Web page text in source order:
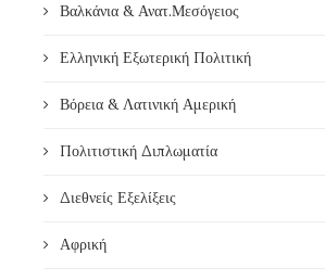
Βαλκάνια & Ανατ.Μεσόγειος
Ελληνική Εξωτερική Πολιτική
Βόρεια & Λατινική Αμερική
Πολιτιστική Διπλωματία
Διεθνείς Εξελίξεις
Αφρική